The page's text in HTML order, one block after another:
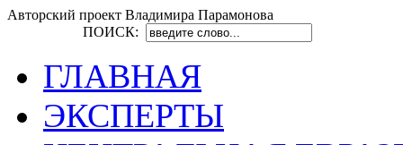
Авторский проект Владимира Парамонова
ПОИСК:
ГЛАВНАЯ
ЭКСПЕРТЫ